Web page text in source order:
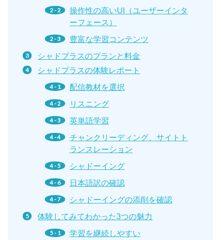
操作性の高いUI（ユーザーインタ
ーフェース）
豊富な学習コンテンツ
シャドプラスのプランと料金
シャドプラスの体験レポート
配信教材を選択
リスニング
英単語学習
チャンクリーディング、サイトト
ランスレーション
シャドーイング
日本語訳の確認
シャドーイングの添削を確認
体験してみてわかった3つの魅力
学習を継続しやすい